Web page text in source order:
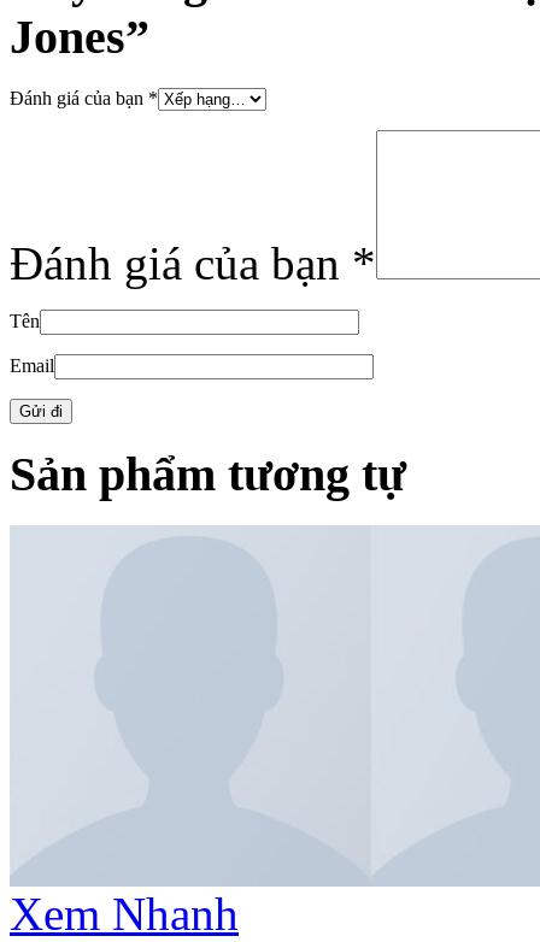
Jones”
Đánh giá của bạn *
Đánh giá của bạn *
Tên
Email
Sản phẩm tương tự
Xem Nhanh